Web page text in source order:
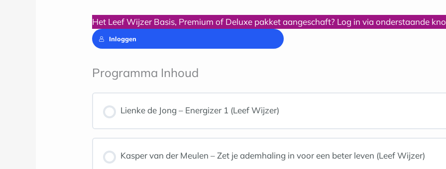
Het Leef Wijzer Basis, Premium of Deluxe pakket aangeschaft? Log in via onderstaande
Inloggen
Programma Inhoud
Lienke de Jong – Energizer 1 (Leef Wijzer)
Kasper van der Meulen – Zet je ademhaling in voor een beter leven (Leef Wijzer)